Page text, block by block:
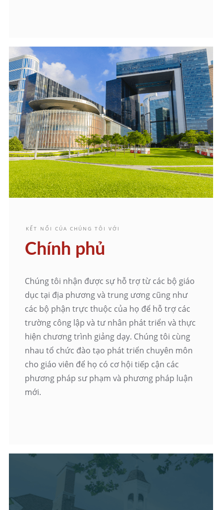
KẾT NỐI CỦA CHÚNG TÔI VỚI
Chính phủ
Chúng tôi nhận được sự hỗ trợ từ các bộ giáo
dục tại địa phương và trung ương cũng như
các bộ phận trực thuộc của họ để hỗ trợ các
trường công lập và tư nhân phát triển và thực
hiện chương trình giảng dạy. Chúng tôi cùng
nhau tổ chức đào tạo phát triển chuyên môn
cho giáo viên để họ có cơ hội tiếp cận các
phương pháp sư phạm và phương pháp luận
mới.